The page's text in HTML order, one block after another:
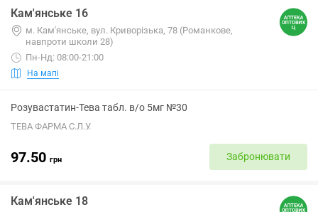
Кам'янське 16
м. Кам'янське, вул. Криворізька, 78 (Романкове,
навпроти школи 28)
Пн-Нд: 08:00-21:00
На мапі
Розувастатин-Тева табл. в/о 5мг №30
ТЕВА ФАРМА С.Л.У.
97.50 грн Забронювати
Кам'янське 18